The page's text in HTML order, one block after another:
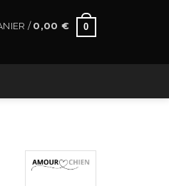
/ 0,00 € 0